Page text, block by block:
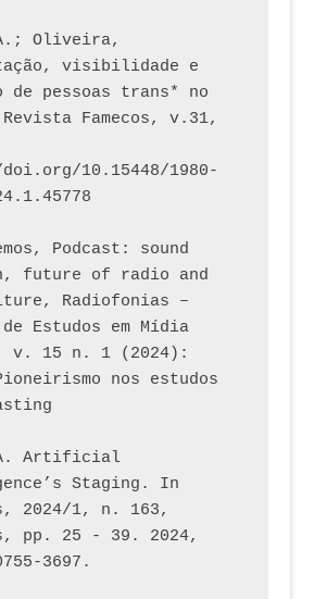
Oliveira,
visibilidade e
de pessoas trans* no
Famecos, v.31,
10.15448/1980-
Podcast: sound
future of radio and
Radiofonias –
Estudos em Mídia
v. 15 n. 1 (2024):
nos estudos
A. Artificial
Staging. In
2024/1, n. 163,
pp. 25 - 39. 2024,
3697.